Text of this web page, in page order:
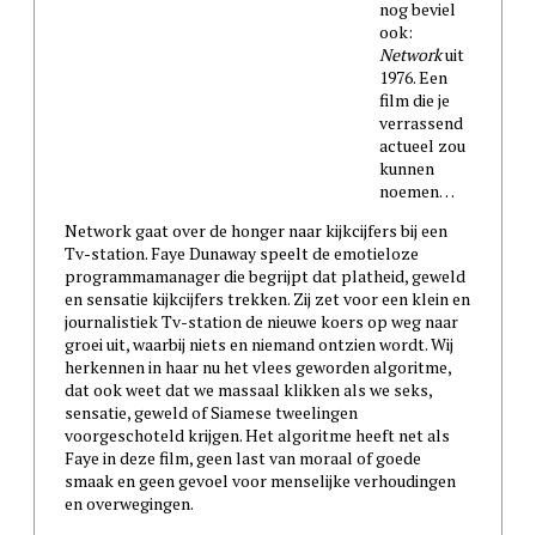
nog beviel
ook:
Networkuit
1976. Een
film die je
verrassend
actueel zou
kunnen
noemen…
Network gaat over de honger naar kijkcijfers bij een
Tv-station. Faye Dunaway speelt de emotieloze
programmamanager die begrijpt dat platheid, geweld
en sensatie kijkcijfers trekken. Zij zet voor een klein en
journalistiek Tv-station de nieuwe koers op weg naar
groei uit, waarbij niets en niemand ontzien wordt. Wij
herkennen in haar nu het vlees geworden algoritme,
dat ook weet dat we massaal klikken als we seks,
sensatie, geweld of Siamese tweelingen
voorgeschoteld krijgen. Het algoritme heeft net als
Faye in deze film, geen last van moraal of goede
smaak en geen gevoel voor menselijke verhoudingen
en overwegingen.